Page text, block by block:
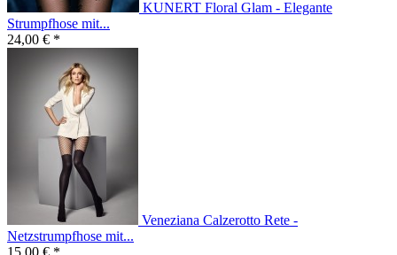
KUNERT Floral Glam - Elegante
Strumpfhose mit...
24,00 € *
Veneziana Calzerotto Rete -
Netzstrumpfhose mit...